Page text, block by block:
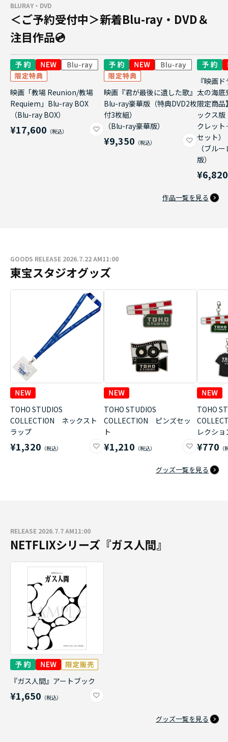
BLURAY・DVD
＜ご予約受付中＞新着Blu-ray・DVD＆
注目作品💿
映画「教場 Reunion/教場
Requiem」Blu-ray BOX
（Blu-ray BOX）
¥17,600
映画『君が最後に遺した歌』
Blu-ray豪華版（特典DVD2枚
付3枚組）
（Blu-ray豪華版）
¥9,350
『映画
太の海底
限定商品
ックス
クレッ
セット）
（ブル
版）
¥6,820
作品一覧を見る
GOODS RELEASE 2026.7.22 AM11:00
東宝スタジオグッズ
TOHO STUDIOS
COLLECTION ネックスト
ラップ
¥1,320
TOHO STUDIOS
COLLECTION ピンズセッ
ト
¥1,210
TOHO
レクシ
¥770
グッズ一覧を見る
RELEASE 2026.7.7 AM11:00
NETFLIXシリーズ『ガス人間』
『ガス人間』アートブック
¥1,650
グッズ一覧を見る